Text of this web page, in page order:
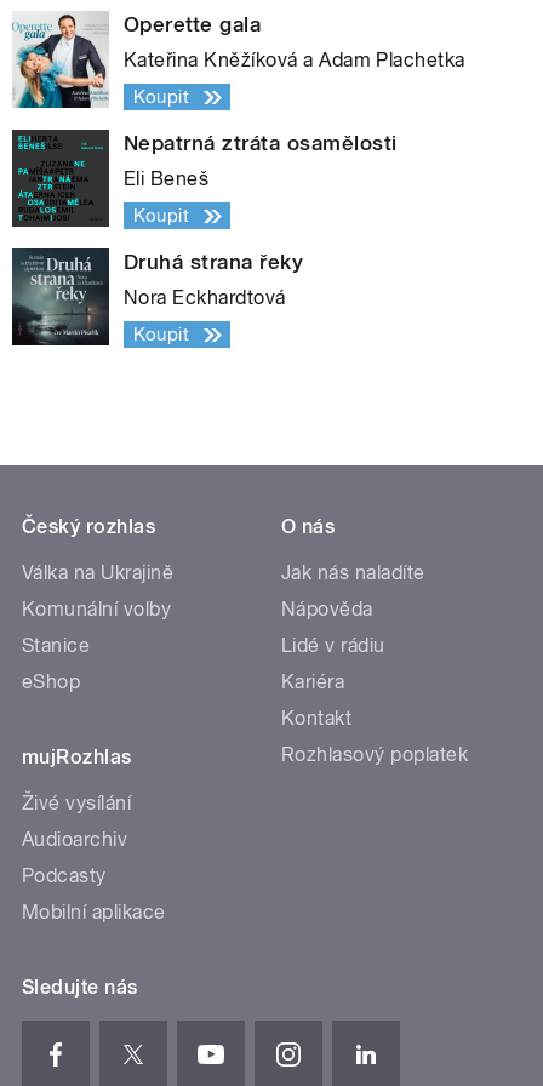
Operette gala
Kateřina Kněžíková a Adam Plachetka
Koupit
Nepatrná ztráta osamělosti
Eli Beneš
Koupit
Druhá strana řeky
Nora Eckhardtová
Koupit
Český rozhlas
Válka na Ukrajině
Komunální volby
Stanice
eShop
mujRozhlas
Živé vysílání
Audioarchiv
Podcasty
Mobilní aplikace
O nás
Jak nás naladíte
Nápověda
Lidé v rádiu
Kariéra
Kontakt
Rozhlasový poplatek
Sledujte nás